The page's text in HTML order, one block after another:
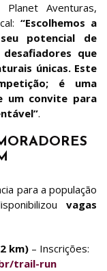
Aventuras,
“Escolhemos a
potencial de
que
únicas. Este
é uma
um convite para
.
para a população
vagas
km) – Inscrições:
trail-run